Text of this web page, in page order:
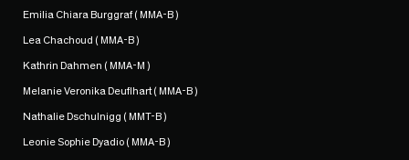
Emilia Chiara Burggraf ( MMA-B )
Lea Chachoud ( MMA-B )
Kathrin Dahmen ( MMA-M )
Melanie Veronika Deuflhart ( MMA-B )
Nathalie Dschulnigg ( MMT-B )
Leonie Sophie Dyadio ( MMA-B )